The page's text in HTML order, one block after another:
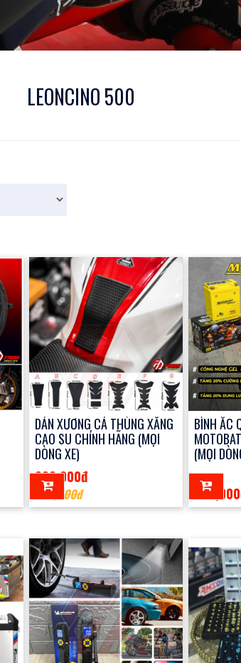
LEONCINO 500
DÁN XƯƠNG CÁ THÙNG XĂNG
CAO SU CHÍNH HÃNG (MỌI
DÒNG XE)
200,000đ
360,000đ
BÌNH ẮC
(MỌI